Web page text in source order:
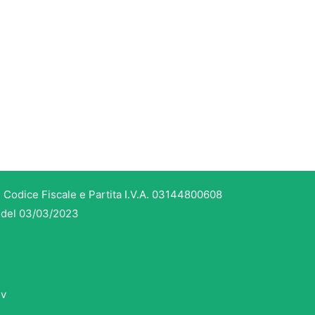
Fiscale e Partita I.V.A. 03144800608
03/03/2023